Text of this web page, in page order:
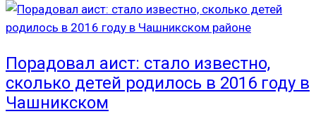
Порадовал аист: стало известно,
сколько детей родилось в 2016 году в
Чашникском